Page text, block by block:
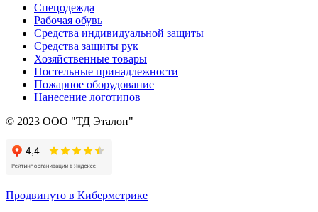
Спецодежда
Рабочая обувь
Средства индивидуальной защиты
Средства защиты рук
Хозяйственные товары
Постельные принадлежности
Пожарное оборудование
Нанесение логотипов
© 2023 ООО "ТД Эталон"
Продвинуто в Киберметрике